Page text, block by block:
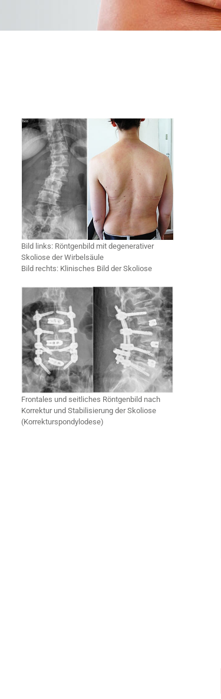
Bild links: Röntgenbild mit degenerativer
Skoliose der Wirbelsäule
Bild rechts: Klinisches Bild der Skoliose
Frontales und seitliches Röntgenbild nach
Korrektur und Stabilisierung der Skoliose
(Korrekturspondylodese)